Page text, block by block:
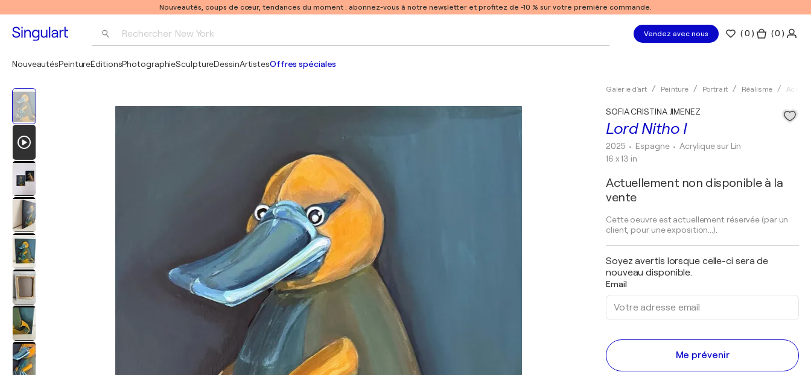
Nouveautés, coups de cœur, tendances du moment : abonnez-vous à notre newsletter et profitez de -10 % sur votre première commande.
Rechercher New York
Pablo Picasso
Vendez avec nous (0 ) ( 0 )
NouveautésPeintureÉditionsPhotographieSculptureDessinArtistesOffres spéciales
Galerie d'art Peinture Portrait Réalisme
Lord Nitho I
SOFIA CRISTINA JIMENEZ
2025 • Espagne • Acrylique sur Lin
16 x 13 in
Actuellement non disponible à la
vente
Cette oeuvre est actuellement réservée (par un
client, pour une exposition...).
Soyez avertis lorsque celle-ci sera de
nouveau disponible.
Email
Me prévenir